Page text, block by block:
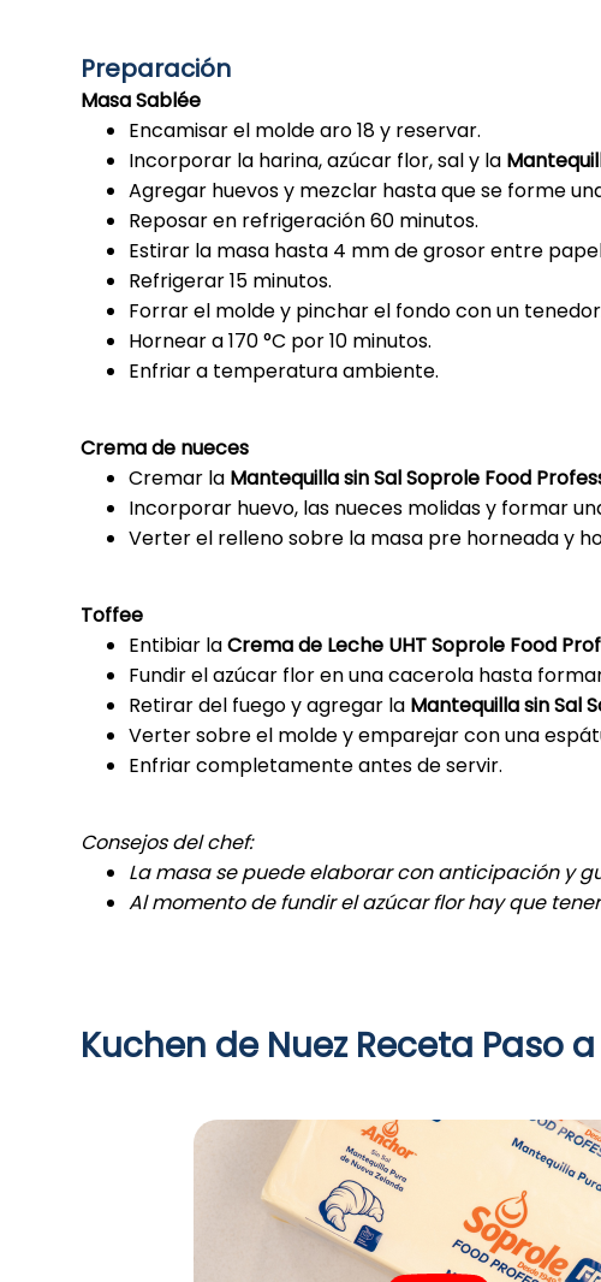
Preparación
Masa Sablée
Encamisar el molde aro 18 y reservar.
Incorporar la harina, azúcar flor, sal y la
Agregar huevos y mezclar hasta que se forme
Reposar en refrigeración 60 minutos.
Estirar la masa hasta 4 mm de grosor entre
Refrigerar 15 minutos.
Forrar el molde y pinchar el fondo con un
Hornear a 170 °C por 10 minutos.
Enfriar a temperatura ambiente.
Crema de nueces
Cremar la Mantequilla sin Sal Soprole Food
Incorporar huevo, las nueces molidas y formar
Verter el relleno sobre la masa pre horneada y
Toffee
Entibiar laCrema de Leche UHT Soprole Food
Fundir el azúcar flor en una cacerola hasta
Retirar del fuego y agregar la Mantequilla sin Sal
Verter sobre el molde y emparejar con una
Enfriar completamente antes de servir.
Consejos del chef:
La masa se puede elaborar con anticipación y
Al momento de fundir el azúcar flor hay que
Kuchen de Nuez Receta Paso